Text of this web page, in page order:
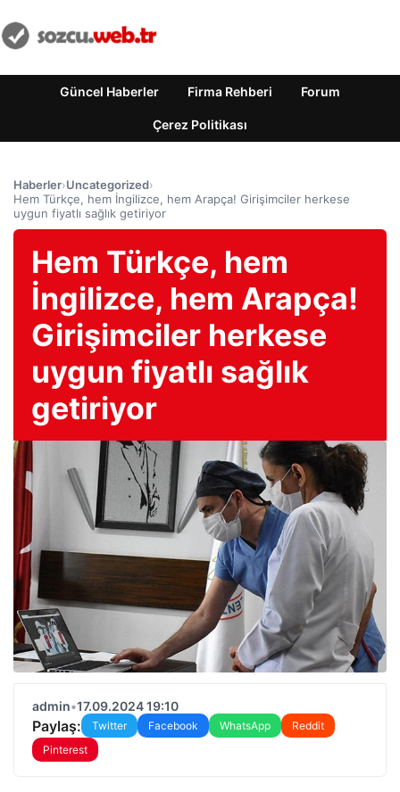
Güncel Haberler Firma Rehberi Forum
Çerez Politikası
Haberler›Uncategorized›
Hem Türkçe, hem İngilizce, hem Arapça! Girişimciler herkese
uygun fiyatlı sağlık getiriyor
Hem Türkçe, hem
İngilizce, hem Arapça!
Girişimciler herkese
uygun fiyatlı sağlık
getiriyor
admin•17.09.2024 19:10
Paylaş: Twitter Facebook WhatsApp
Reddit
Pinterest